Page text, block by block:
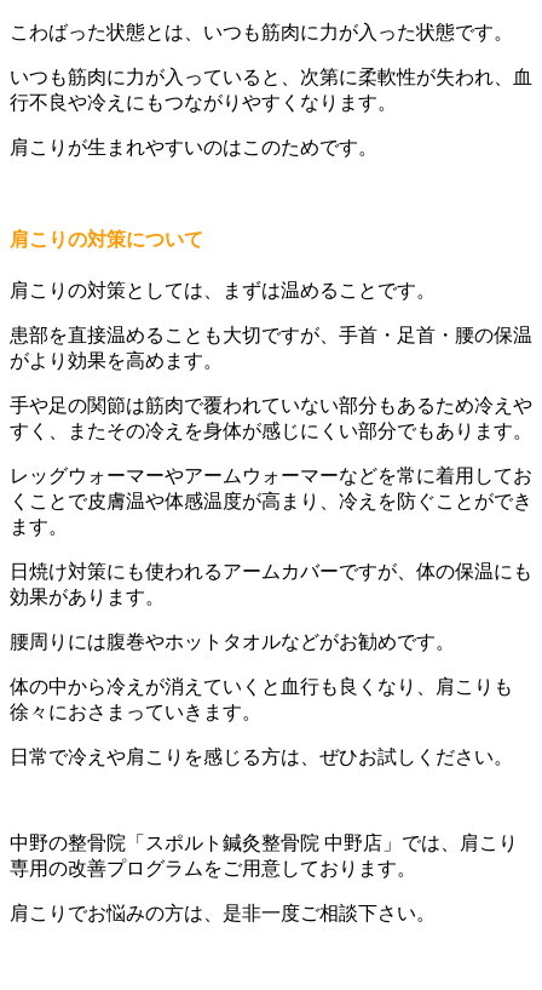
こわばった状態とは、いつも筋肉に力が入った状態です。
いつも筋肉に力が入っていると、次第に柔軟性が失われ、血
行不良や冷えにもつながりやすくなります。
肩こりが生まれやすいのはこのためです。
肩こりの対策について
肩こりの対策としては、まずは温めることです。
患部を直接温めることも大切ですが、手首・足首・腰の保温
がより効果を高めます。
手や足の関節は筋肉で覆われていない部分もあるため冷えや
すく、またその冷えを身体が感じにくい部分でもあります。
レッグウォーマーやアームウォーマーなどを常に着用してお
くことで皮膚温や体感温度が高まり、冷えを防ぐことができ
ます。
日焼け対策にも使われるアームカバーですが、体の保温にも
効果があります。
腰周りには腹巻やホットタオルなどがお勧めです。
体の中から冷えが消えていくと血行も良くなり、肩こりも
徐々におさまっていきます。
日常で冷えや肩こりを感じる方は、ぜひお試しください。
中野の整骨院「スポルト鍼灸整骨院 中野店」では、肩こり
専用の改善プログラムをご用意しております。
肩こりでお悩みの方は、是非一度ご相談下さい。